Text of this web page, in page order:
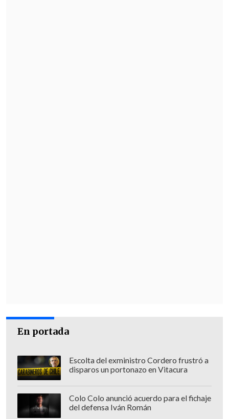
En portada
Escolta del exministro Cordero frustró a
disparos un portonazo en Vitacura
Colo Colo anunció acuerdo para el fichaje
del defensa Iván Román